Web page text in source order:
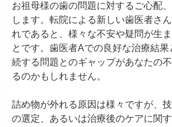
お祖母様の歯の問題に対するご心配
します。転院による新しい歯医者さ
れであると、様々な不安や疑問が生
とです。歯医者Aでの良好な治療結
続する問題とのギャップがあなたの
るのかもしれません。
詰め物が外れる原因は様々ですが、
の選定、あるいは治療後のケアに関